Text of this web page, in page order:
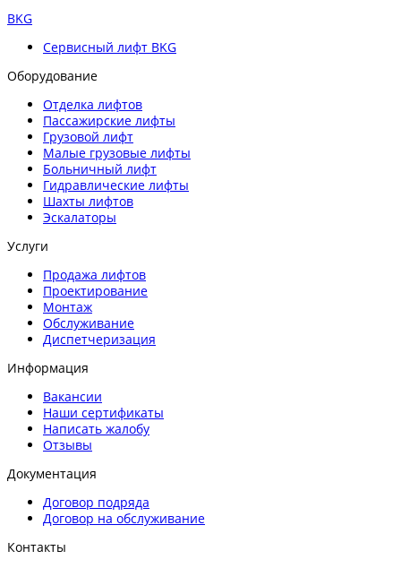
BKG
Сервисный лифт BKG
Оборудование
Отделка лифтов
Пассажирские лифты
Грузовой лифт
Малые грузовые лифты
Больничный лифт
Гидравлические лифты
Шахты лифтов
Эскалаторы
Услуги
Продажа лифтов
Проектирование
Монтаж
Обслуживание
Диспетчеризация
Информация
Вакансии
Наши сертификаты
Написать жалобу
Отзывы
Документация
Договор подряда
Договор на обслуживание
Контакты